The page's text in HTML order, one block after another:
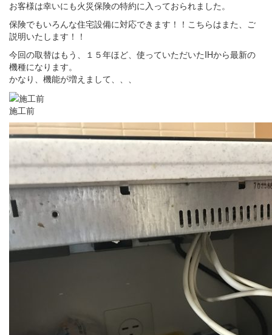
お客様は幸いにも火災保険の特約に入っておられました。
保険でもいろんな住宅設備に対応できます！！こちらはまた、ご
説明いたします！！
今回の取替はもう、１５年ほど、使っていただいたIHから最新の
機種になります。
かなり、機能が増えまして、、、
施工前